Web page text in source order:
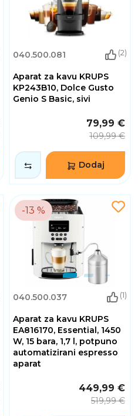
040.500.081 (2)
Aparat za kavu KRUPS
KP243B10, Dolce Gusto
Genio S Basic, sivi
79,99 €
109,99 €
Dodaj
-13 %
040.500.037 (1)
Aparat za kavu KRUPS
EA816170, Essential, 1450
W, 15 bara, 1,7 l, potpuno
automatizirani espresso
aparat
449,99 €
519,99 €